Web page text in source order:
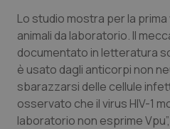
Friuli Venezia Giulia
Lazio
Liguria
Dermatite Atopica
Diabete & glucometri
Disturbi dell’umore
Lo studio mostra per la
animali da laboratorio. Il
documentato in letteratura
è usato dagli anticorpi non
sbarazzarsi delle cellule
osservato che il virus HIV-1
laboratorio non esprime